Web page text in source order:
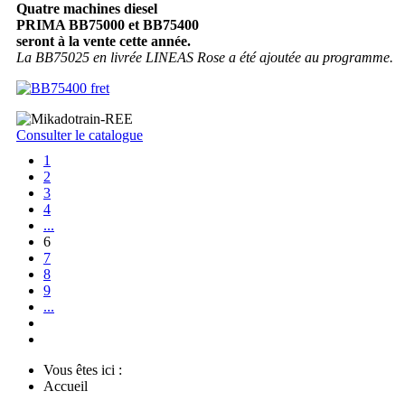
Quatre machines diesel
PRIMA BB75000 et BB75400
seront à la vente cette année.
La BB75025 en livrée LINEAS Rose a été ajoutée au programme.
Consulter le catalogue
1
2
3
4
...
6
7
8
9
...
Vous êtes ici :
Accueil